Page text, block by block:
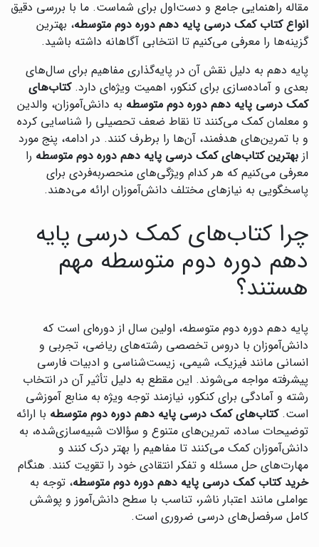
مقاله راهنمایی جامع و دست‌اول برای شماست. ما با بررسی دقیق
انواع کتاب کمک درسی پایه دهم دوره دوم متوسطه، بهترین
گزینه‌ها را معرفی می‌کنیم تا انتخابی آگاهانه داشته باشید.
پایه دهم به دلیل نقش آن در پایه‌گذاری مفاهیم برای سال‌های
بعدی و آماده‌سازی برای کنکور، اهمیت ویژه‌ای دارد.کتاب‌های
کمک درسی پایه دهم دوره دوم متوسطه به دانش‌آموزان، والدین
و معلمان کمک می‌کنند تا نقاط ضعف تحصیلی را شناسایی کرده
و با تمرین‌های هدفمند، آن‌ها را برطرف کنند. در ادامه، پنج مورد
از بهترین کتاب‌های کمک درسی پایه دهم دوره دوم متوسطه را
معرفی می‌کنیم که هر کدام ویژگی‌های منحصربه‌فردی برای
پاسخگویی به نیازهای مختلف دانش‌آموزان ارائه می‌دهند.
چرا کتاب‌های کمک درسی پایه
دهم دوره دوم متوسطه مهم
هستند؟
پایه دهم دوره دوم متوسطه، اولین سال از دوره‌ای است که
دانش‌آموزان با دروس تخصصی رشته‌های ریاضی، تجربی و
انسانی مانند فیزیک، شیمی، زیست‌شناسی و ادبیات فارسی
پیشرفته مواجه می‌شوند. این مقطع به دلیل تأثیر آن در انتخاب
رشته و آمادگی برای کنکور، نیازمند توجه ویژه به منابع آموزشی
است.کتاب‌های کمک درسی پایه دهم دوره دوم متوسطه با ارائه
توضیحات ساده، تمرین‌های متنوع و سؤالات شبیه‌سازی‌شده، به
دانش‌آموزان کمک می‌کنند تا مفاهیم را بهتر درک کنند و
مهارت‌های حل مسئله و تفکر انتقادی خود را تقویت کنند. هنگام
خرید کتاب کمک درسی پایه دهم دوره دوم متوسطه، توجه به
عواملی مانند اعتبار ناشر، تناسب با سطح دانش‌آموز و پوشش
کامل سرفصل‌های درسی ضروری است.